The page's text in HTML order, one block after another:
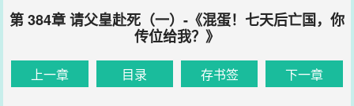
第 384章 请父皇赴死（一）-《混蛋！七天后亡国，你
传位给我？》
上一章 目录 存书签 下一章